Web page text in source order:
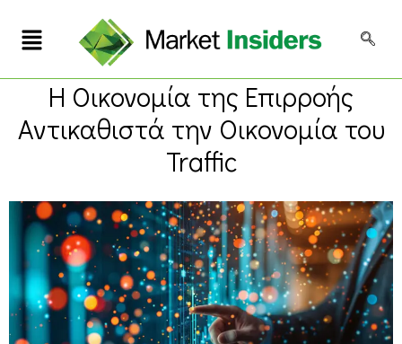
Η Οικονομία της Επιρροής
Αντικαθιστά την Οικονομία του
Traffic